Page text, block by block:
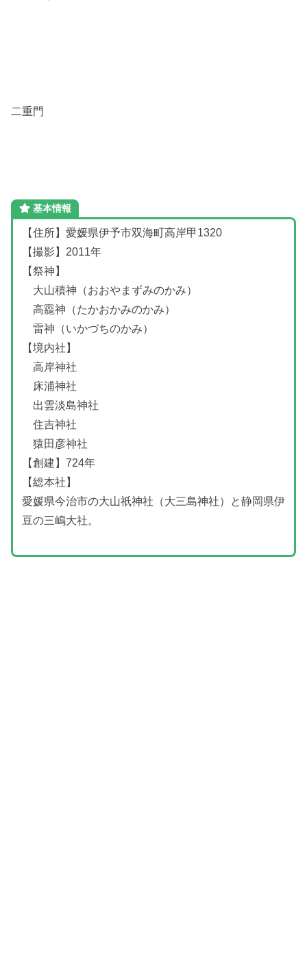
二重門
基本情報
【住所】愛媛県伊予市双海町高岸甲1320
【撮影】2011年
【祭神】
大山積神（おおやまずみのかみ）
高龗神（たかおかみのかみ）
雷神（いかづちのかみ）
【境内社】
高岸神社
床浦神社
出雲淡島神社
住吉神社
猿田彦神社
【創建】724年
【総本社】
愛媛県今治市の大山祇神社（大三島神社）と静岡県伊
豆の三嶋大社。